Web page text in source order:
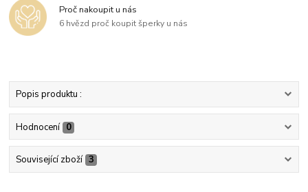
Proč nakoupit u nás
6 hvězd proč koupit šperky u nás
Popis produktu :
Hodnocení 0
Související zboží 3